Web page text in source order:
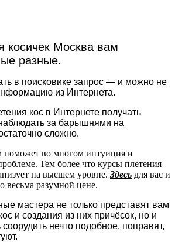
косичек Москва вам
разные.
в поисковике запрос — и можно не
из Интернета.
кос в Интернете получать
за барышнями на
сложно.
поможет во многом интуиция и
Тем более что курсы плетения
на высшем уровне. Здесь для вас и
весьма разумной цене.
мастера не только представят вам
и создания из них причёсок, но и
нечто подобное, поправят,